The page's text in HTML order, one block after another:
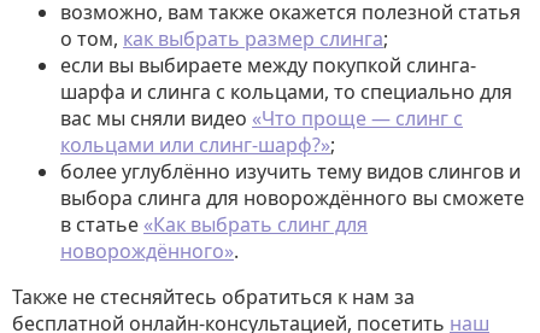
возможно, вам также окажется полезной статья
о том, как выбрать размер слинга;
если вы выбираете между покупкой слинга-
шарфа и слинга с кольцами, то специально для
вас мы сняли видео «Что проще — слинг с
кольцами или слинг-шарф?»;
более углублённо изучить тему видов слингов и
выбора слинга для новорождённого вы сможете
в статье «Как выбрать слинг для
новорождённого».
Также не стесняйтесь обратиться к нам за
бесплатной онлайн-консультацией, посетить наш